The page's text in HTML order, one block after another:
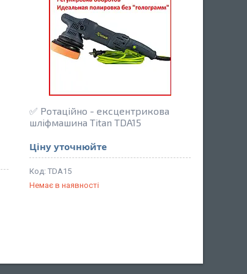
✅ Ротаційно - ексцентрикова
шліфмашина Titan TDA15
Ціну уточнюйте
TDA15
Немає в наявності